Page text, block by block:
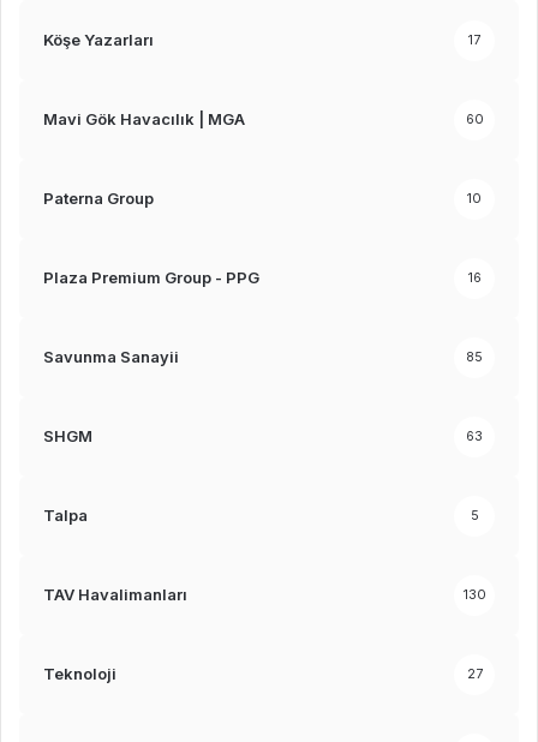
Köşe Yazarları 17
Mavi Gök Havacılık | MGA 60
Paterna Group 10
Plaza Premium Group - PPG 16
Savunma Sanayii 85
SHGM 63
Talpa 5
TAV Havalimanları 130
Teknoloji 27